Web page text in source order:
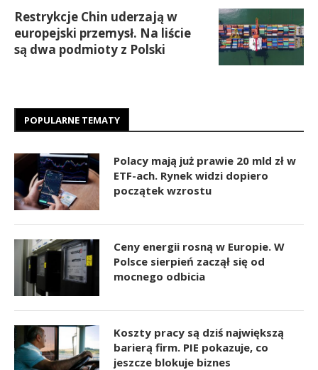
Restrykcje Chin uderzają w
europejski przemysł. Na liście
są dwa podmioty z Polski
POPULARNE TEMATY
Polacy mają już prawie 20 mld zł w
ETF-ach. Rynek widzi dopiero
początek wzrostu
Ceny energii rosną w Europie. W
Polsce sierpień zaczął się od
mocnego odbicia
Koszty pracy są dziś największą
barierą firm. PIE pokazuje, co
jeszcze blokuje biznes